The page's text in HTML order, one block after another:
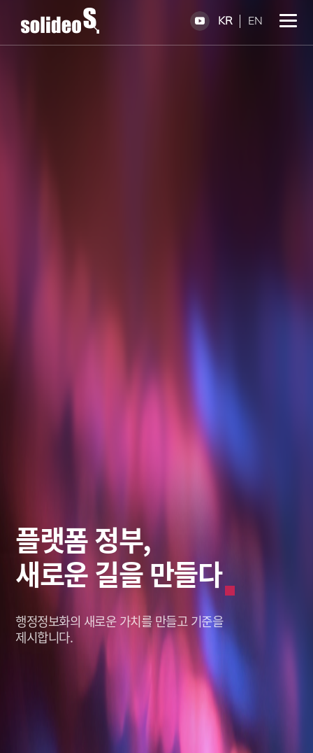
KR EN
스마트 솔루션,
미래를 바라보다
창조적인 미래,솔리데오가 열어갑니다.
데이터로
그리는 혁신적인 미래
나를 새롭게 세상을 이롭게,Solideo Data.
플랫폼 정부,
새로운 길을 만들다
행정정보화의 새로운 가치를만들고 기준을
제시합니다.
미래를 바라보다
창조적인 미래,솔리데오가 열어갑니다.
그리는 혁신적인 미래
나를 새롭게 세상을 이롭게,Solideo Data.